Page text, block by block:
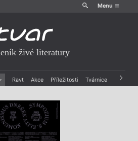
Menu
živé literatury
Ravt Akce Příležitosti Tvárnice Archiv